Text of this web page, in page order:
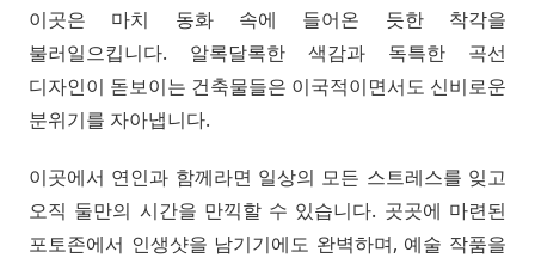
이곳은 마치 동화 속에 들어온 듯한 착각을
불러일으킵니다. 알록달록한 색감과 독특한 곡선
디자인이 돋보이는 건축물들은 이국적이면서도 신비로운
분위기를 자아냅니다.
이곳에서 연인과 함께라면 일상의 모든 스트레스를 잊고
오직 둘만의 시간을 만끽할 수 있습니다. 곳곳에 마련된
포토존에서 인생샷을 남기기에도 완벽하며, 예술 작품을